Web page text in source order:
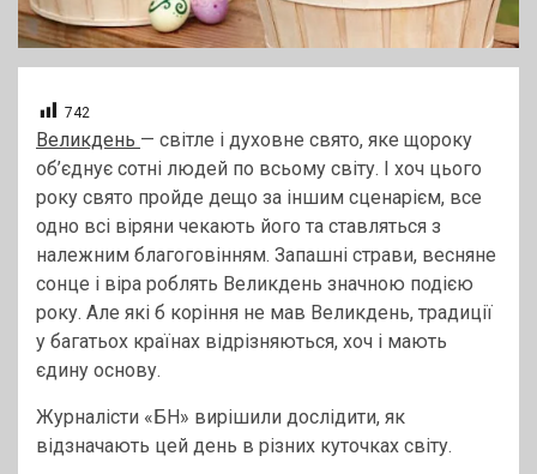
742
Великдень — світле і духовне свято, яке щороку
об’єднує сотні людей по всьому світу. І хоч цього
року свято пройде дещо за іншим сценарієм, все
одно всі віряни чекають його та ставляться з
належним благоговінням. Запашні страви, весняне
сонце і віра роблять Великдень значною подією
року. Але які б коріння не мав Великдень, традиції
у багатьох країнах відрізняються, хоч і мають
єдину основу.
Журналісти «БН» вирішили дослідити, як
відзначають цей день в різних куточках світу.